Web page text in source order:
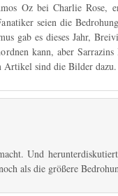
Oz bei Charlie Rose,
seien die
gab es dieses Jahr,
kann, aber
Artikel sind die Bilder dazu.
Und
als die größere